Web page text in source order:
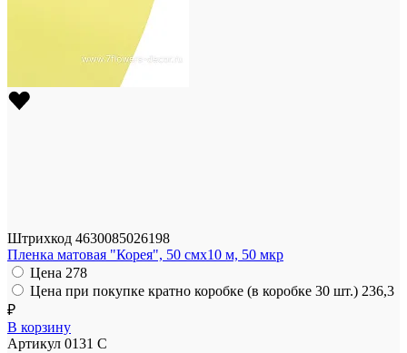
Штрихкод 4630085026198
Пленка матовая "Корея", 50 смх10 м, 50 мкр
Цена 278
Цена при покупке кратно коробке (в коробке 30 шт.) 236,3
₽
В корзину
Артикул 0131 С